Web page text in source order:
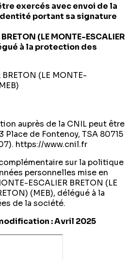
exercés avec envoi de la
portant sa signature
(LE MONTE-ESCALIER
à la protection des
(LE MONTE-
auprès de la CNIL peut être
de Fontenoy, TSA 80715
https://www.cnil.fr
sur la politique
personnelles mise en
ESCALIER BRETON (LE
(MEB), délégué à la
de la société.
: Avril 2025